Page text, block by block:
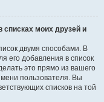
списках моих друзей и
двумя способами. В
его добавления в список
это прямо из вашего
пользователя. Вы
списков на той